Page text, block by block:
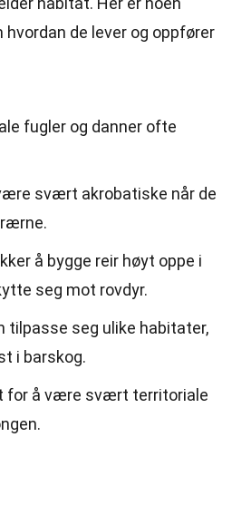
de lever og oppfører
fugler og danner ofte
svært akrobatiske når de
å bygge reir høyt oppe i
seg mot rovdyr.
tilpasse seg ulike habitater,
i barskog.
for å være svært territoriale